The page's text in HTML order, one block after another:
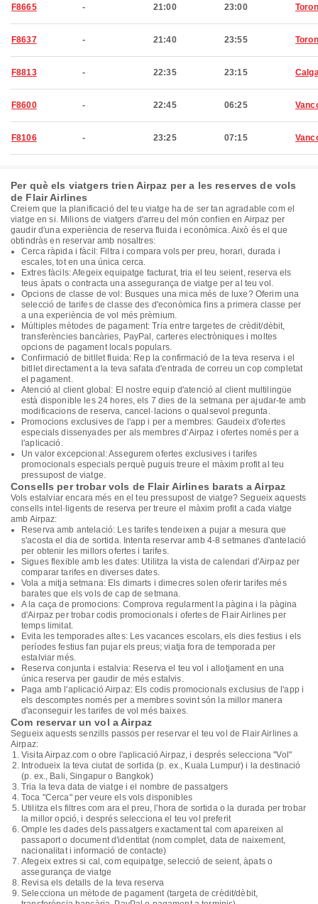
F8665 - 21:00 23:00
F8637 - 21:40 23:55
F8813 - 22:35 23:15
F8600 - 22:45 06:25
F8106 - 23:25 07:15
Per què els viatgers trien Airpaz per a les reserves de vols
de Flair Airlines
Creiem que la planificació del teu viatge ha de ser tan agradable com el
viatge en si. Milions de viatgers d'arreu del món confien en Airpaz per
gaudir d'una experiència de reserva fluida i econòmica. Això és el que
obtindràs en reservar amb nosaltres:
Cerca ràpida i fàcil: Filtra i compara vols per preu, horari, durada i
escales, tot en una única cerca.
Extres fàcils: Afegeix equipatge facturat, tria el teu seient, reserva els
teus àpats o contracta una assegurança de viatge per al teu vol.
Opcions de classe de vol: Busques una mica més de luxe? Oferim una
selecció de tarifes de classe des d'econòmica fins a primera classe per
a una experiència de vol més prèmium.
Múltiples mètodes de pagament: Tria entre targetes de crèdit/dèbit,
transferències bancàries, PayPal, carteres electròniques i moltes
opcions de pagament locals populars.
Confirmació de bitllet fluida: Rep la confirmació de la teva reserva i el
bitllet directament a la teva safata d'entrada de correu un cop completat
el pagament.
Atenció al client global: El nostre equip d'atenció al client multilingüe
està disponible les 24 hores, els 7 dies de la setmana per ajudar-te amb
modificacions de reserva, cancel·lacions o qualsevol pregunta.
Promocions exclusives de l'app i per a membres: Gaudeix d'ofertes
especials dissenyades per als membres d'Airpaz i ofertes només per a
l'aplicació.
Un valor excepcional: Assegurem ofertes exclusives i tarifes
promocionals especials perquè puguis treure el màxim profit al teu
pressupost de viatge.
Consells per trobar vols de Flair Airlines barats a Airpaz
Vols estalviar encara més en el teu pressupost de viatge? Segueix aquests
consells intel·ligents de reserva per treure el màxim profit a cada viatge
amb Airpaz:
Reserva amb antelació: Les tarifes tendeixen a pujar a mesura que
s'acosta el dia de sortida. Intenta reservar amb 4-8 setmanes d'antelació
per obtenir les millors ofertes i tarifes.
Sigues flexible amb les dates: Utilitza la vista de calendari d'Airpaz per
comparar tarifes en diverses dates.
Vola a mitja setmana: Els dimarts i dimecres solen oferir tarifes més
barates que els vols de cap de setmana.
A la caça de promocions: Comprova regularment la pàgina i la pàgina
d'Airpaz per trobar codis promocionals i ofertes de Flair Airlines per
temps limitat.
Evita les temporades altes: Les vacances escolars, els dies festius i els
períodes festius fan pujar els preus; viatja fora de temporada per
estalviar més.
Reserva conjunta i estalvia: Reserva el teu vol i allotjament en una
única reserva per gaudir de més estalvis.
Paga amb l'aplicació Airpaz: Els codis promocionals exclusius de l'app i
els descomptes només per a membres sovint són la millor manera
d'aconseguir les tarifes de vol més baixes.
Com reservar un vol a Airpaz
Segueix aquests senzills passos per reservar el teu vol de Flair Airlines a
Airpaz:
Visita Airpaz.com o obre l'aplicació Airpaz, i després selecciona "Vol"
Introdueix la teva ciutat de sortida (p. ex., Kuala Lumpur) i la destinació
(p. ex., Bali, Singapur o Bangkok)
Tria la teva data de viatge i el nombre de passatgers
Toca "Cerca" per veure els vols disponibles
Utilitza els filtres com ara el preu, l'hora de sortida o la durada per trobar
la millor opció, i després selecciona el teu vol preferit
Omple les dades dels passatgers exactament tal com apareixen al
passaport o document d'identitat (nom complet, data de naixement,
nacionalitat i informació de contacte)
Afegeix extres si cal, com equipatge, selecció de seient, àpats o
assegurança de viatge
Revisa els detalls de la teva reserva
Selecciona un mètode de pagament (targeta de crèdit/dèbit,